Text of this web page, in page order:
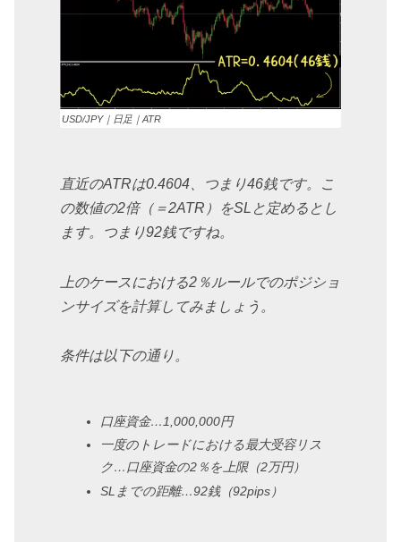
USD/JPY｜日足｜ATR
直近のATRは0.4604、つまり46銭です。こ
の数値の2倍（＝2ATR）をSLと定めるとし
ます。つまり92銭ですね。
上のケースにおける2％ルールでのポジショ
ンサイズを計算してみましょう。
条件は以下の通り。
口座資金…1,000,000円
一度のトレードにおける最大受容リス
ク…口座資金の2％を上限（2万円）
SLまでの距離…92銭（92pips）